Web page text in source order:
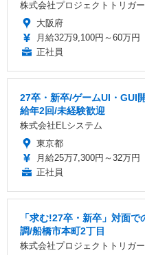
株式会社プロジェクトトリガー
大阪府
月給32万9,100円～60万円
正社員
27卒・新卒/ゲームUI・GUI
給年2回/未経験歓迎
株式会社ELシステム
東京都
月給25万7,300円～32万円
正社員
「求む!27卒・新卒」対面
調/船橋市本町2丁目
株式会社プロジェクトトリガー